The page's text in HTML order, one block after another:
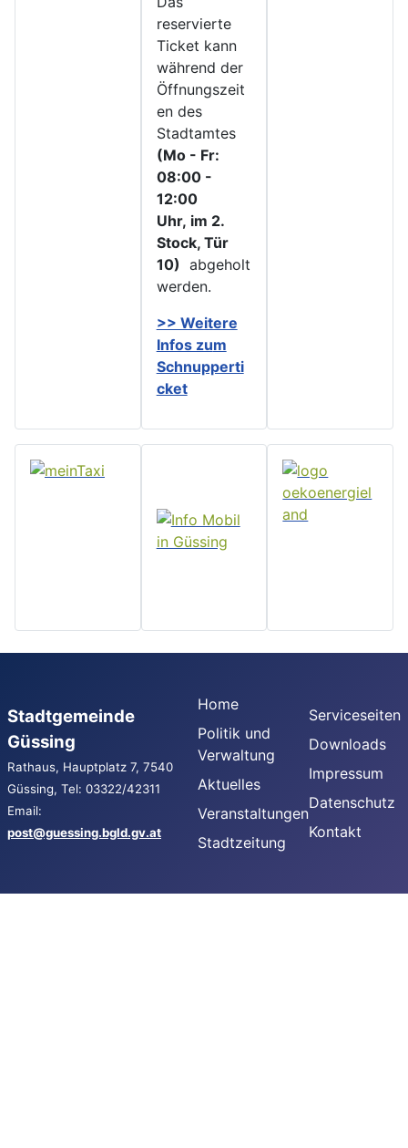
reservierte
Ticket kann
während der
Öffnungszeit
en des
Stadtamtes
(Mo - Fr:
08:00 -
12:00
Uhr, im 2.
Stock, Tür
10) abgeholt
werden.
>> Weitere
Infos zum
Schnupperti
cket
Stadtgemeinde
Güssing
Rathaus, Hauptplatz 7, 7540
Güssing, Tel: 03322/42311
Email:
post@guessing.bgld.gv.at
Home
Politik und
Verwaltung
Aktuelles
Veranstaltungen
Stadtzeitung
Serviceseiten
Downloads
Impressum
Datenschutz
Kontakt